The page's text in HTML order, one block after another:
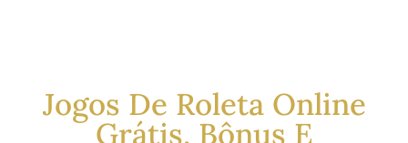
Jogos De Roleta Online
Grátis, Bônus E